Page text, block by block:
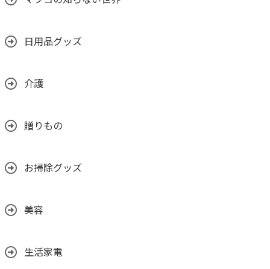
日用品グッズ
介護
贈りもの
お掃除グッズ
美容
生活家電